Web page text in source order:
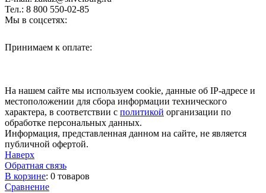
Тел.: 8 800 550-02-85
Мы в соцсетях:
Принимаем к оплате:
На нашем сайте мы используем cookie, данные об IP-адресе и
местоположении для сбора информации технического
характера, в соответствии с политикой организации по
обработке персональных данных.
Информация, представленная данном на сайте, не является
публичной офертой.
Наверх
Обратная связь
В корзине: 0 товаров
Сравнение